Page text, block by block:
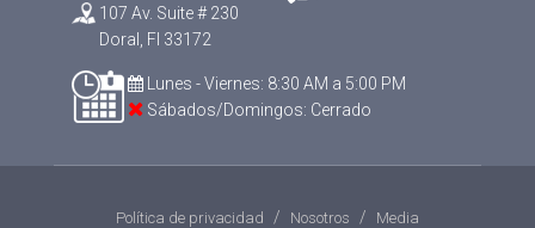
107 Av. Suite # 230
Doral, Fl 33172
Lunes - Viernes: 8:30 AM a 5:00 PM
Sábados/Domingos: Cerrado
Política de privacidad Nosotros Media